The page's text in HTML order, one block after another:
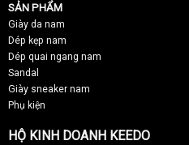
SẢN PHẨM
Giày da nam
Dép kẹp nam
Dép quai ngang nam
Sandal
Giày sneaker nam
Phụ kiện
HỘ KINH DOANH KEEDO